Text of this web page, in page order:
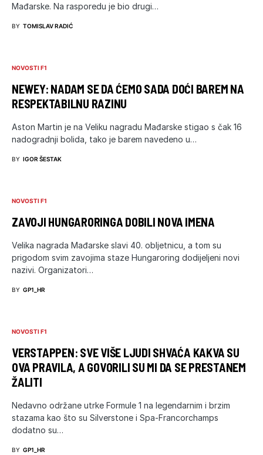
Mađarske. Na rasporedu je bio drugi…
BY TOMISLAV RADIĆ
NOVOSTI F1
NEWEY: NADAM SE DA ĆEMO SADA DOĆI BAREM NA
RESPEKTABILNU RAZINU
Aston Martin je na Veliku nagradu Mađarske stigao s čak 16
nadogradnji bolida, tako je barem navedeno u…
BY IGOR ŠESTAK
NOVOSTI F1
ZAVOJI HUNGARORINGA DOBILI NOVA IMENA
Velika nagrada Mađarske slavi 40. obljetnicu, a tom su
prigodom svim zavojima staze Hungaroring dodijeljeni novi
nazivi. Organizatori…
BY GP1_HR
NOVOSTI F1
VERSTAPPEN: SVE VIŠE LJUDI SHVAĆA KAKVA SU
OVA PRAVILA, A GOVORILI SU MI DA SE PRESTANEM
ŽALITI
Nedavno održane utrke Formule 1 na legendarnim i brzim
stazama kao što su Silverstone i Spa-Francorchamps
dodatno su…
BY GP1_HR